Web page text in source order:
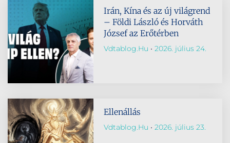
Irán, Kína és az új világrend
– Földi László és Horváth
József az Erőtérben
Vdtablog.hu 2026. július 24.
Ellenállás
Vdtablog.hu 2026. július 23.